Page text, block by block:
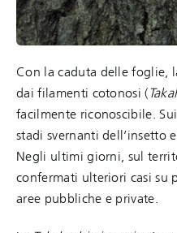
Con la caduta delle foglie,
dai filamenti cotonosi (
facilmente riconoscibile.
stadi svernanti dell’insetto
Negli ultimi giorni, sul
confermati ulteriori casi su
aree pubbliche e private.